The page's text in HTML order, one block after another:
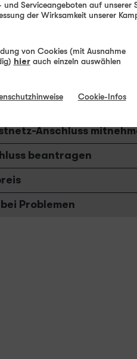
Check
Anschluss
beantragen
Problemen
Serviceangeboten auf unserer
der Wirksamkeit unserer
von Cookies (mit Ausnahme
hierauch einzeln auswählen
Cookie-Infos